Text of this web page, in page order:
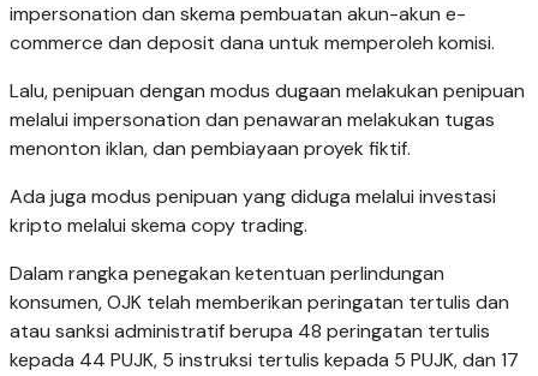
impersonation dan skema pembuatan akun-akun e-
commerce dan deposit dana untuk memperoleh komisi.
Lalu, penipuan dengan modus dugaan melakukan penipuan
melalui impersonation dan penawaran melakukan tugas
menonton iklan, dan pembiayaan proyek fiktif.
Ada juga modus penipuan yang diduga melalui investasi
kripto melalui skema copy trading.
Dalam rangka penegakan ketentuan perlindungan
konsumen, OJK telah memberikan peringatan tertulis dan
atau sanksi administratif berupa 48 peringatan tertulis
kepada 44 PUJK, 5 instruksi tertulis kepada 5 PUJK, dan 17